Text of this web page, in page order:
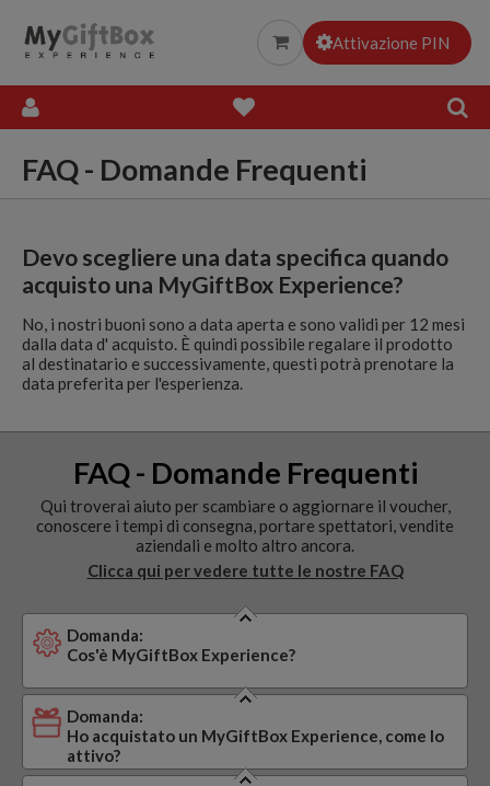
Attivazione PIN
Esperienze Gourmet
Everything
FAQ - Domande Frequenti
Devo scegliere una data specifica quando
acquisto una MyGiftBox Experience?
No, i nostri buoni sono a data aperta e sono validi per 12 mesi
dalla data d' acquisto. È quindi possibile regalare il prodotto
al destinatario e successivamente, questi potrà prenotare la
data preferita per l'esperienza.
FAQ - Domande Frequenti
Qui troverai aiuto per scambiare o aggiornare il voucher,
conoscere i tempi di consegna, portare spettatori, vendite
aziendali e molto altro ancora.
Clicca qui per vedere tutte le nostre FAQ
Domanda:
Cos'è MyGiftBox Experience?
Domanda:
Ho acquistato un MyGiftBox Experience, come lo
attivo?